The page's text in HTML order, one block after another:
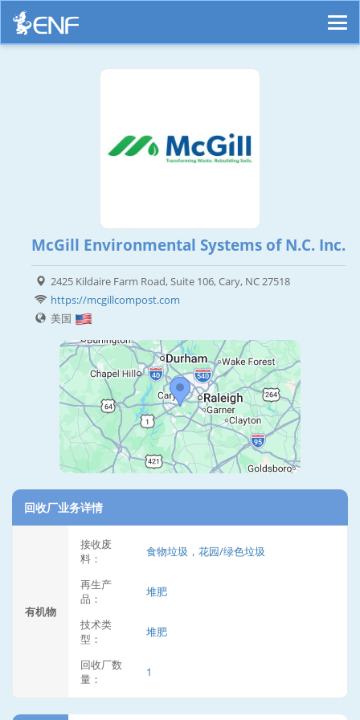
McGill Environmental Systems of N.C. Inc.
2425 Kildaire Farm Road, Suite 106, Cary, NC 27518
https://mcgillcompost.com
美国
回收厂业务详情
有机物
接收废
料：
食物垃圾，花园/绿色垃圾
再生产
品：
堆肥
技术类
型：
堆肥
回收厂数
量：
1